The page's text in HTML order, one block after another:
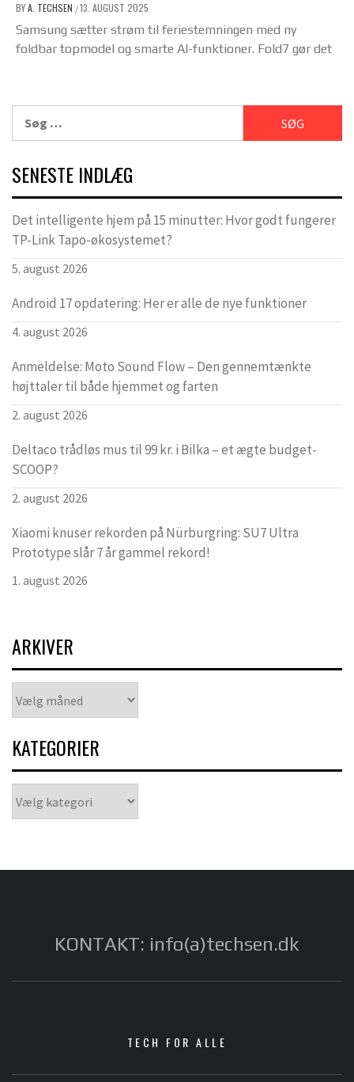
BYA. TECHSEN /13. AUGUST 2025
Samsung sætter strøm til feriestemningen med ny
foldbar topmodel og smarte AI-funktioner. Fold7 gør det
efter:
SENESTE INDLÆG
Det intelligente hjem på 15 minutter: Hvor godt fungerer
TP-Link Tapo-økosystemet?
5. august 2026
Android 17 opdatering: Her er alle de nye funktioner
4. august 2026
Anmeldelse: Moto Sound Flow – Den gennemtænkte
højttaler til både hjemmet og farten
2. august 2026
Deltaco trådløs mus til 99 kr. i Bilka – et ægte budget-
SCOOP?
2. august 2026
Xiaomi knuser rekorden på Nürburgring: SU7 Ultra
Prototype slår 7 år gammel rekord!
1. august 2026
ARKIVER
KATEGORIER
KONTAKT: info(a)techsen.dk
TECH FOR ALLE